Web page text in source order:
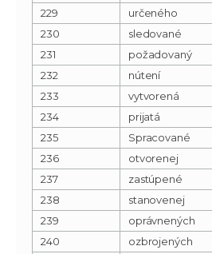
229
určeného
230
sledované
231
požadovaný
232
nútení
233
vytvorená
234
prijatá
235
Spracované
236
otvorenej
237
zastúpené
238
stanovenej
239
oprávnených
240
ozbrojených